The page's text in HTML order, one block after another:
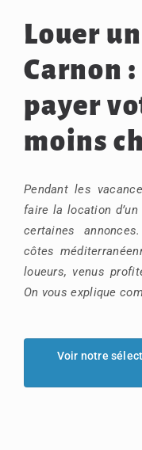
Louer
Carnon
payer
moins
Pendant les
faire la location
certaines
côtes
loueurs, venus
On vous explique
Voir notre